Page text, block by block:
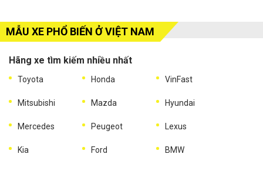
MẪU XE PHỔ BIẾN Ở VIỆT NAM
Hãng xe tìm kiếm nhiều nhất
Toyota Honda VinFast
Mitsubishi Mazda Hyundai
Mercedes Peugeot Lexus
Kia Ford BMW